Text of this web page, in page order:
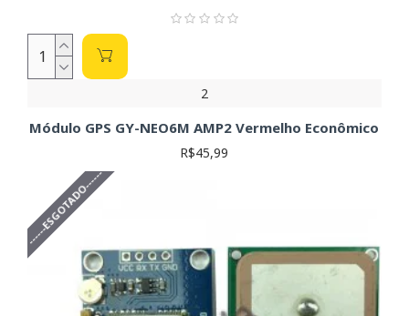
tensão, se necessário.
Formato e Dimensões:Considere o espaço disponível
na sua placa de circuito impresso ao escolher o módulo.
Escolha um módulo que se ajuste perfeitamente ao seu
incluir recursos adicionais, como acelerômetro, bússola
(magnetômetro) ou memória interna, que podem ser
relevantes para a sua aplicação. Explore as opções
disponíveis para adicionar funcionalidades ao seu
projeto.
Fabricante:
datasheet para comparar as características de
diferentes fabricantes.
Lembre-se de consultar as especificações técnicas completas
2
Módulo GPS GY-NEO6M AMP2 Vermelho Econômico
R$45,99
------ESGOTADO------